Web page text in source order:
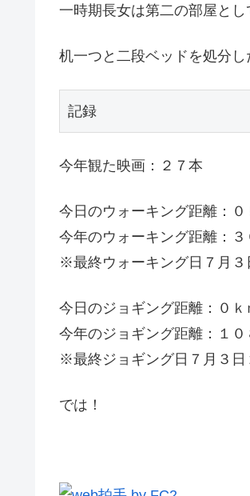
一時期長女は第二の部屋とし
机一つと二段ベッドを処分
記録
今年観た映画：２７本
今日のウォーキング距離：０
今年のウォーキング距離：３
※最終ウォーキング日７月３
今日のジョギング距離：０ｋ
今年のジョギング距離：１０
※最終ジョギング日７月３日
では！